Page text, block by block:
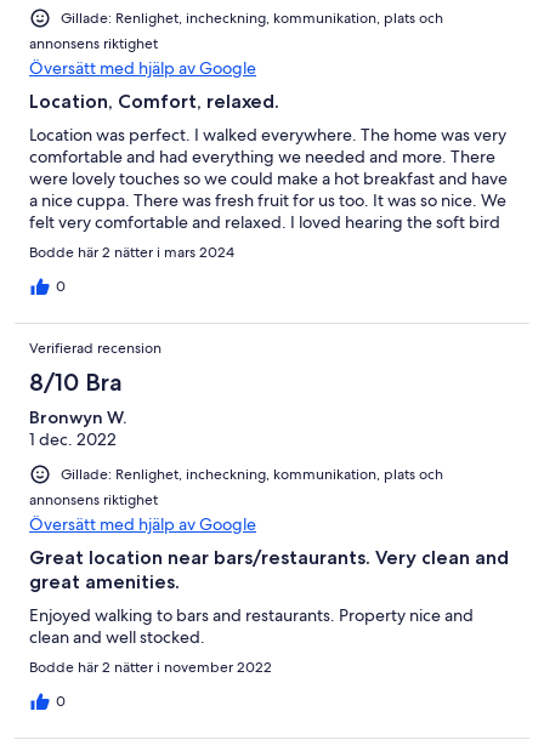
Gillade: Renlighet, incheckning, kommunikation, plats och
annonsens riktighet
Översätt med hjälp av Google
Location, Comfort, relaxed.
Location was perfect. I walked everywhere. The home was very
comfortable and had everything we needed and more. There
were lovely touches so we could make a hot breakfast and have
a nice cuppa. There was fresh fruit for us too. It was so nice. We
felt very comfortable and relaxed. I loved hearing the soft bird
sound in the morning. And there was plenty of lovely different
Bodde här 2 nätter i mars 2024
0
Verifierad recension
8/10 Bra
Bronwyn W.
1 dec. 2022
Gillade: Renlighet, incheckning, kommunikation, plats och
annonsens riktighet
Översätt med hjälp av Google
Great location near bars/restaurants. Very clean and
great amenities.
Enjoyed walking to bars and restaurants. Property nice and
clean and well stocked.
Bodde här 2 nätter i november 2022
0